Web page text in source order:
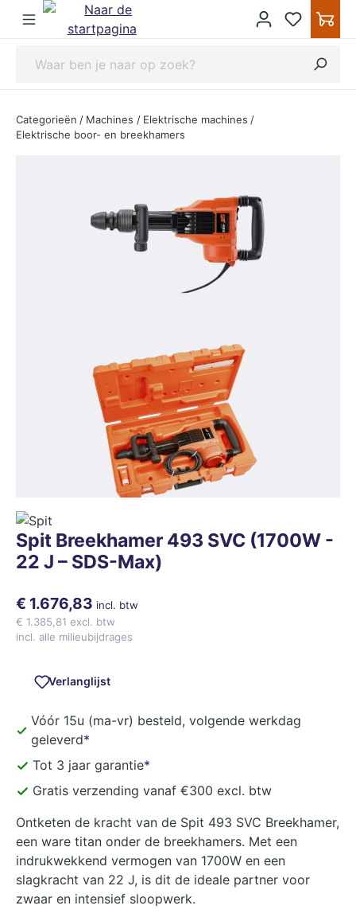
Categorieën / Machines / Elektrische machines /
Elektrische boor- en breekhamers
Spit Breekhamer 493 SVC (1700W -
22 J – SDS-Max)
€ 1.676,83 incl. btw
€ 1.385,81 excl. btw
incl. alle milieubijdrages
Verlanglijst
Vóór 15u (ma-vr) besteld, volgende werkdag
geleverd*
Tot 3 jaar garantie*
Gratis verzending vanaf €300 excl. btw
Ontketen de kracht van de Spit 493 SVC Breekhamer,
een ware titan onder de breekhamers. Met een
indrukwekkend vermogen van 1700W en een
slagkracht van 22 J, is dit de ideale partner voor
zwaar en intensief sloopwerk.